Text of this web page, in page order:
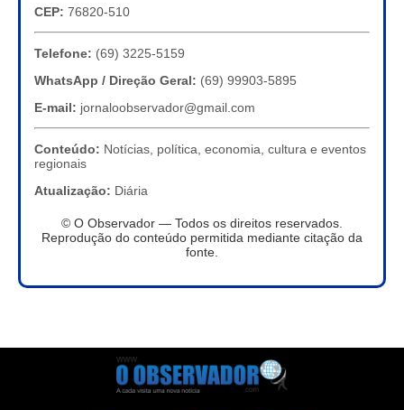
CEP: 76820-510
Telefone: (69) 3225-5159
WhatsApp / Direção Geral: (69) 99903-5895
E-mail: jornaloobservador@gmail.com
Conteúdo: Notícias, política, economia, cultura e eventos
regionais
Atualização: Diária
© O Observador — Todos os direitos reservados.
Reprodução do conteúdo permitida mediante citação da
fonte.